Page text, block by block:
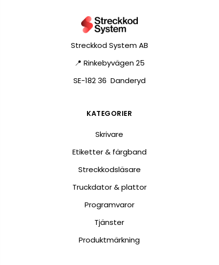
Streckkod System AB
📍 Rinkebyvägen 25
SE-182 36 Danderyd
KATEGORIER
Skrivare
Etiketter & färgband
Streckkodsläsare
Truckdator & plattor
Programvaror
Tjänster
Produktmärkning